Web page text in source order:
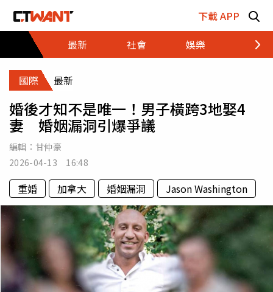
下載 APP
最新
社會 娛樂 財經
國際 最新
婚後才知不是唯一！男子橫跨3地娶4
妻 婚姻漏洞引爆爭議
編輯： 甘仲豪
2026-04-13 16:48
重婚 加拿大 婚姻漏洞 Jason Washington